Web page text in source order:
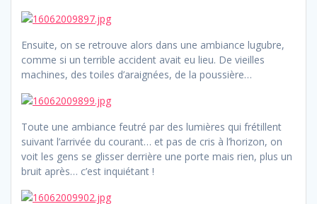
Ensuite, on se retrouve alors dans une ambiance lugubre,
comme si un terrible accident avait eu lieu. De vieilles
machines, des toiles d’araignées, de la poussière…
Toute une ambiance feutré par des lumières qui frétillent
suivant l’arrivée du courant… et pas de cris à l’horizon, on
voit les gens se glisser derrière une porte mais rien, plus un
bruit après… c’est inquiétant !